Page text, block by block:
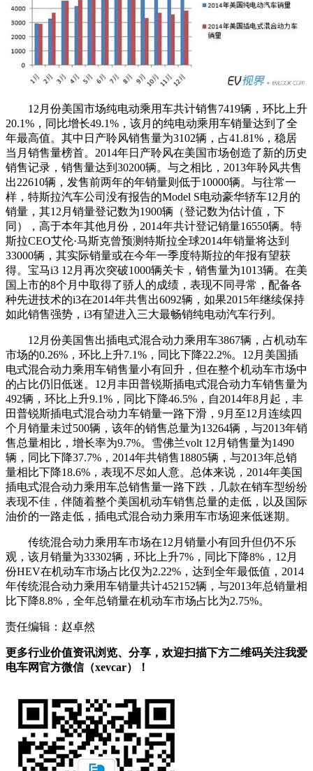
12月份美国市场纯电动乘用车共计销售7419辆，环比上升
20.1%，同比增长49.1%，该月的纯电动乘用车销量达到了全
年最高值。其中日产聆风销售量为3102辆，占41.81%，稳居
当月销售量榜首。2014年日产聆风在美国市场创造了新的历史
销售记录，销售量达到30200辆。与之相比，2013年聆风共售
出22610辆，发售前两年的年销量则低于10000辆。与往常一
样，特斯拉汽车公司没有报告的Model S电动豪华轿车12月的
销量，其12月销量登记数为1900辆（登记数为估计值，下
同），高于本年其他月份，2014年共计登记销量16550辆。特
斯拉CEO艾伦·马斯克曾预测特斯拉全球2014年销量将达到
33000辆，其实际销量或在今年一季度特斯拉的年报有望获
得。宝马i3 12月再次突破1000辆关卡，销售量为1013辆。在美
国上市的8个月中取得了骄人的成绩，表现不同寻常，配备各
种先进技术的i3在2014年共售出6092辆，如果2015年继续保持
如此销售强势，i3有望进入三大最畅销纯电动汽车行列。
12月份美国售出插电式混合动力乘用车3867辆，占机动车
市场的0.26%，环比上升7.1%，同比下降22.2%。12月美国插
电式混合动力乘用车销售量小有回升，但在整个机动车市场中
的占比仍旧低迷。12月丰田普锐斯插电式混合动力车销售量为
492辆，环比上升9.1%，同比下降46.5%，自2014年8月起，丰
田普锐斯插电式混合动力车销量一路下滑，9月至12月连续四
个月销量未过500辆，该年的销售总量为13264辆，与2013年销
售总量相比，增长率为9.7%。雪佛兰volt 12月销售量为1490
辆，同比下降37.7%，2014年共销售18805辆，与2013年总销
量相比下降18.6%，表现不尽如人意。总体来说，2014年美国
插电式混合动力乘用车总销售量一路下跌，几款在销车型纷纷
表现不佳，伴随着整个美国机动车销售总量的走低，以及国际
油价的一路走低，插电式混合动力乘用车市场迎来低迷期。
传统混合动力乘用车市场在12月销量小有回升但仍不乐
观，该月销量为33302辆，环比上升7%，同比下降8%，12月
份HEV在机动车市场占比仅为2.22%，达到全年最低值，2014
年传统混合动力乘用车销量共计452152辆，与2013年总销量相
比下降8.8%，全年总销量在机动车市场占比为2.75%。
责任编辑：赵卓然
更多行业价值资讯浏览、分享，欢迎扫描下方二维码关注我爱
电车网官方微信（xevcar）！